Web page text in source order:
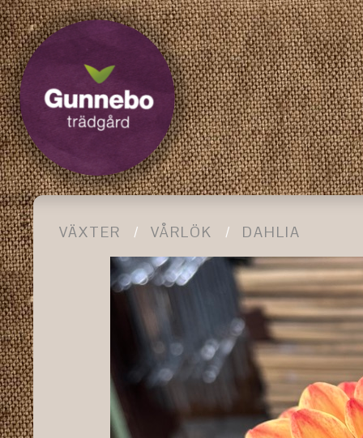
VÄXTER VÅRLÖK DAHLIA